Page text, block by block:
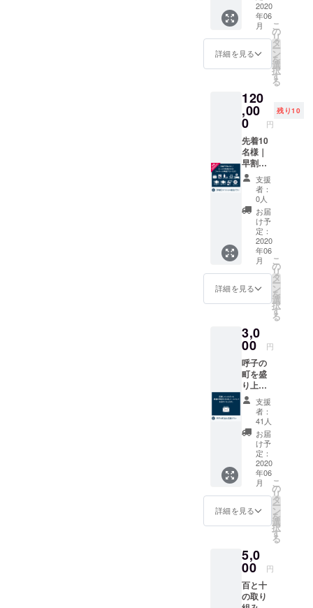
ていた
だいた
感謝の
気持の
お礼
メール
■百と十
泊 2名
様分 ■
キャン
プファ
イヤー
限定朝
食・夕
食 2名
様分 ■
百と十
オリジ
ナルド
リップ
コー
ヒー×10
ちらの
プラン
をご支
援いた
方に
は、ご
宿泊予
約の際
に必要
なパス
コード
をメー
ルにて
お送り
させて
いただ
きま
す。
（有効
期間：
2020年
年4月15
日） ＊
オリジ
ナルド
リップ
コー
2020
年06
月
詳細を見る
こ
の
リ
タ
ー
ン
を
選
択
す
る
120
,00
0 円
残り10
先着10
名様｜
早割
20%OF
F｜1泊2
食付き
フル
コース
ペア宿
泊券 ■
百と十
のご宿
泊 2名
様分 ■
キャン
プファ
限定朝
食・夕
食 2名
様分 ■
お持ち
帰りい
ただけ
る地元
産の椿
アメニ
ティ ・
TBK
natural
skin
lotion（
化粧
水） ・
ル） ・
TSUBA
KI
SAVON
（石け
支援
者：
0人
お届
け予
定：
2020
年06
月
詳細を見る
こ
の
リ
タ
ー
ン
を
選
択
す
る
3,0
00 円
呼子の
町を盛
り上げ
るチャ
レンジ
の一歩
を、特
にリ
ターン
不要で
共感し
てくだ
さる方
へ。 ■
応援し
ていた
感謝の
気持ち
のお礼
メール
支援
者：
41人
お届
け予
定：
2020
年06
月
詳細を見る
こ
の
リ
タ
ー
ン
を
選
択
す
る
5,0
00 円
百と十
の取り